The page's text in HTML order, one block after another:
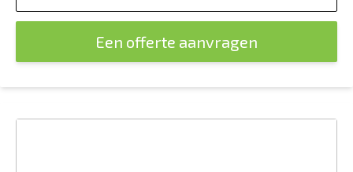
Een offerte aanvragen